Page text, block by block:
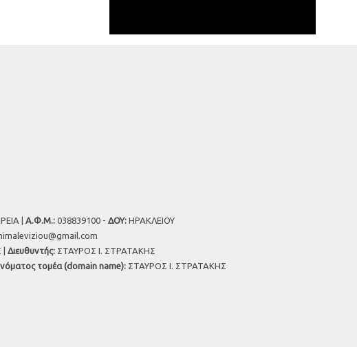
| Α.Φ.Μ.: 038839100 - ΔΟΥ: ΗΡΑΚΛΕΙΟΥ
| Διευθυντής: ΣΤΑΥΡΟΣ Ι. ΣΤΡΑΤΑΚΗΣ
τομέα (domain name): ΣΤΑΥΡΟΣ Ι. ΣΤΡΑΤΑΚΗΣ